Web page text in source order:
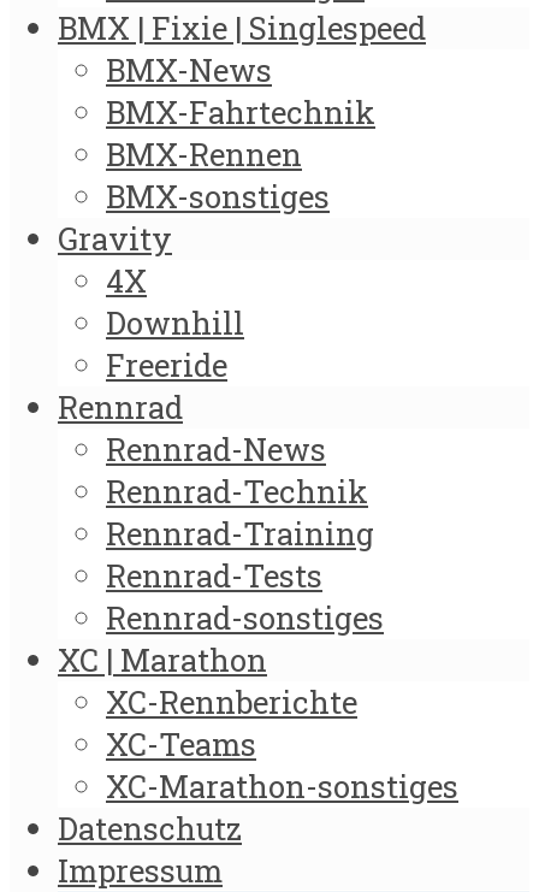
BMX | Fixie | Singlespeed
BMX-News
BMX-Fahrtechnik
BMX-Rennen
BMX-sonstiges
Gravity
4X
Downhill
Freeride
Rennrad
Rennrad-News
Rennrad-Technik
Rennrad-Training
Rennrad-Tests
Rennrad-sonstiges
XC | Marathon
XC-Rennberichte
XC-Teams
XC-Marathon-sonstiges
Datenschutz
Impressum